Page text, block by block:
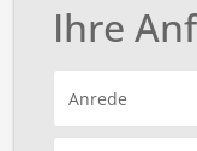
Ihre
Anrede